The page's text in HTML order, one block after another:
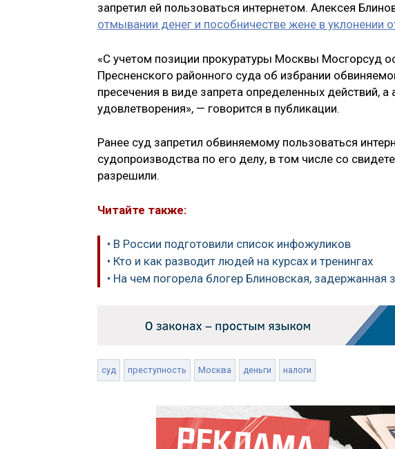
запретил ей пользоваться интернетом. Алексея
отмывании денег и пособничестве жене в уклонении
«С учетом позиции прокуратуры Москвы Мосгорсуд
Пресненского районного суда об избрании
пресечения в виде запрета определенных действий,
удовлетворения», — говорится в публикации.
Ранее суд запретил обвиняемому пользоваться
судопроизводства по его делу, в том числе со
разрешили.
Читайте также:
• В России подготовили список инфожуликов
• Кто и как разводит людей на курсах и тренингах
• На чем погорела блогер Блиновская, задержанная
суд преступность Москва деньги налоги